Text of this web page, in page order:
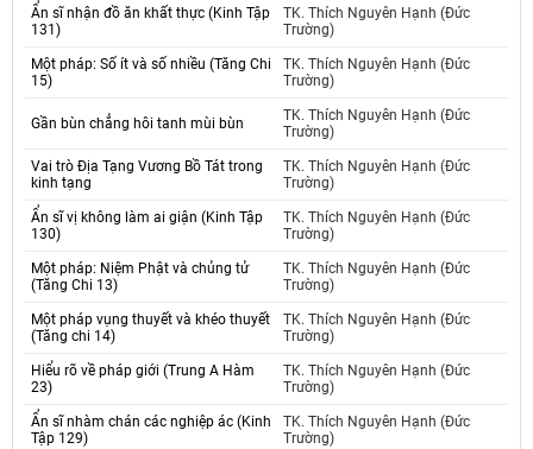
Ẩn sĩ nhận đồ ăn khất thực (Kinh Tập
131)
TK. Thích Nguyên Hạnh (Đức
Trường)
Một pháp: Số ít và số nhiều (Tăng Chi
15)
TK. Thích Nguyên Hạnh (Đức
Trường)
Gần bùn chẳng hôi tanh mùi bùn
TK. Thích Nguyên Hạnh (Đức
Trường)
Vai trò Địa Tạng Vương Bồ Tát trong
kinh tạng
TK. Thích Nguyên Hạnh (Đức
Trường)
Ẩn sĩ vị không làm ai giận (Kinh Tập
130)
TK. Thích Nguyên Hạnh (Đức
Trường)
Một pháp: Niệm Phật và chủng tử
(Tăng Chi 13)
TK. Thích Nguyên Hạnh (Đức
Trường)
Một pháp vụng thuyết và khéo thuyết
(Tăng chi 14)
TK. Thích Nguyên Hạnh (Đức
Trường)
Hiểu rõ về pháp giới (Trung A Hàm
23)
TK. Thích Nguyên Hạnh (Đức
Trường)
Ẩn sĩ nhàm chán các nghiệp ác (Kinh
Tập 129)
TK. Thích Nguyên Hạnh (Đức
Trường)